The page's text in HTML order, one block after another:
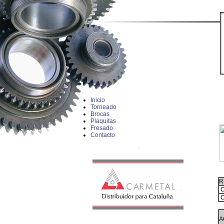
Inicio
Torneado
Brocas
Plaquitas
Fresado
Contacto